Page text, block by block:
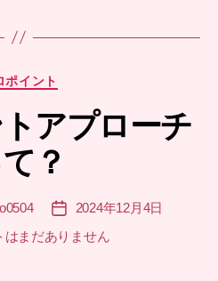
カ
ゴ
リ
ー
ポイント
アプローチ
？
投
稿
日
2024年12月4日
はまだありません